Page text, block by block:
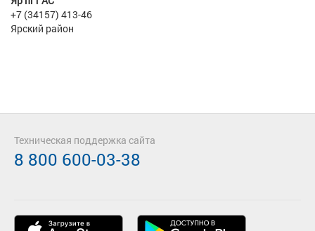
+7 (34157) 413-46
Ярский район
Техническая поддержка сайта
8 800 600-03-38